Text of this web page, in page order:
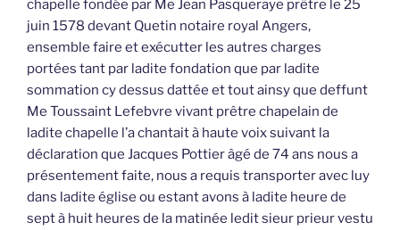
chapelle fondée par Me Jean Pasqueraye prêtre le 25
juin 1578 devant Quetin notaire royal Angers,
ensemble faire et exécutter les autres charges
portées tant par ladite fondation que par ladite
sommation cy dessus dattée et tout ainsy que deffunt
Me Toussaint Lefebvre vivant prêtre chapelain de
ladite chapelle l’a chantait à haute voix suivant la
déclaration que Jacques Pottier âgé de 74 ans nous a
présentement faite, nous a requis transporter avec luy
dans ladite église ou estant avons à ladite heure de
sept à huit heures de la matinée ledit sieur prieur vestu